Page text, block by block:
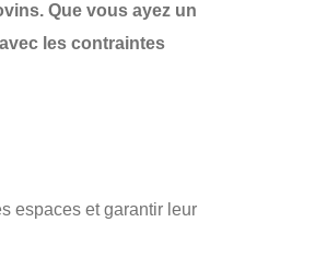
Que vous ayez un
les contraintes
espaces et garantir leur